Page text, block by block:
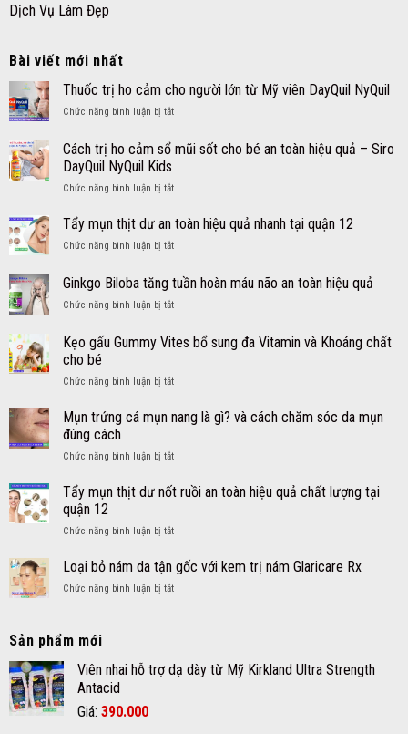
Dịch Vụ Làm Đẹp
Bài viết mới nhất
Thuốc trị ho cảm cho người lớn từ Mỹ viên DayQuil NyQuil
Chức năng bình luận bị tắtở
ho
cho
lớn
Mỹ
DayQuil
Cách trị ho cảm sổ mũi sốt cho bé an toàn hiệu quả – Siro
DayQuil NyQuil Kids
Chức năng bình luận bị tắtở
trị
cảm
mũi
cho
an
quả
Siro
Tẩy mụn thịt dư an toàn hiệu quả nhanh tại quận 12
Chức năng bình luận bị tắtở
mụn
thịt
dư
toàn
nhanh
quận
Ginkgo Biloba tăng tuần hoàn máu não an toàn hiệu quả
Chức năng bình luận bị tắtở
Biloba
tăng
hoàn
não
hiệu
Kẹo gấu Gummy Vites bổ sung đa Vitamin và Khoáng chất
cho bé
Chức năng bình luận bị tắtở
gấu
Gummy
bổ
đa
Khoáng
cho
Mụn trứng cá mụn nang là gì? và cách chăm sóc da mụn
đúng cách
Chức năng bình luận bị tắtở
trứng
nang
gì?
cách
đúng
Tẩy mụn thịt dư nốt ruồi an toàn hiệu quả chất lượng tại
quận 12
Chức năng bình luận bị tắtở
mụn
thịt
dư
hiệu
Loại bỏ nám da tận gốc với kem trị nám Glaricare Rx
Chức năng bình luận bị tắtở
tận
gốc
Sản phẩm mới
Viên nhai hỗ trợ dạ dày từ Mỹ Kirkland Ultra Strength
Antacid
Giá: Giá
390.000Giá